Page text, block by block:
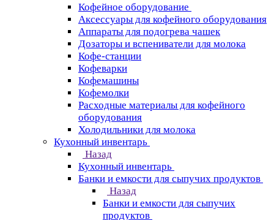
Кофейное оборудование
Аксессуары для кофейного оборудования
Аппараты для подогрева чашек
Дозаторы и вспениватели для молока
Кофе-станции
Кофеварки
Кофемашины
Кофемолки
Расходные материалы для кофейного
оборудования
Холодильники для молока
Кухонный инвентарь
Назад
Кухонный инвентарь
Банки и емкости для сыпучих продуктов
Назад
Банки и емкости для сыпучих
продуктов